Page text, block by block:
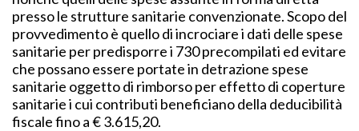
presso le strutture sanitarie convenzionate. Scopo del
provvedimento è quello di incrociare i dati delle spese
sanitarie per predisporre i 730 precompilati ed evitare
che possano essere portate in detrazione spese
sanitarie oggetto di rimborso per effetto di coperture
sanitarie i cui contributi beneficiano della deducibilità
fiscale fino a € 3.615,20.